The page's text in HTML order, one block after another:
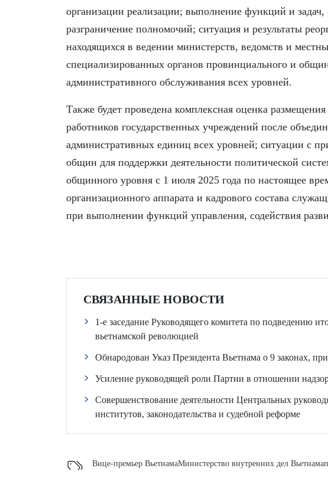
организации реализации; выполнение функций и задач,
разграничение полномочий; ситуация и результаты
находящихся в ведении министерств, ведомств и
специализированных органов провинциального и
административного обслуживания всех уровней.
Также будет проведена комплексная оценка
работников государственных учреждений после
административных единиц всех уровней; ситуации с
общин для поддержки деятельности политической
общинного уровня с 1 июля 2025 года по настоящее
организационного аппарата и кадрового состава
при выполнении функций управления, содействия
СВЯЗАННЫЕ НОВОСТИ
1-е заседание Руководящего комитета по подведению
вьетнамской революцией
Обнародован Указ Президента Вьетнама о 9 законах,
Усиление руководящей роли Партии в отношении
Совершенствование деятельности Центральных
институтов, законодательства и судебной реформе
Вице-премьер ВьетнамаМинистерство внутренних дел Вьетнама